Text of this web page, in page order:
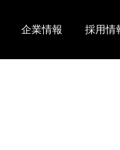
企業情報 採用情